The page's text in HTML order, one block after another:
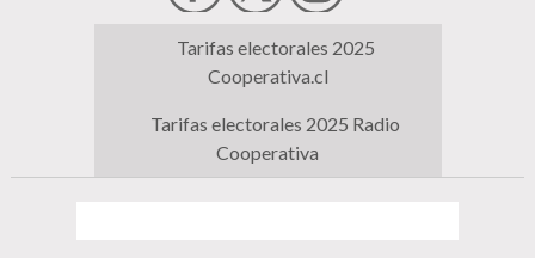
Tarifas electorales 2025
Cooperativa.cl
Tarifas electorales 2025 Radio
Cooperativa